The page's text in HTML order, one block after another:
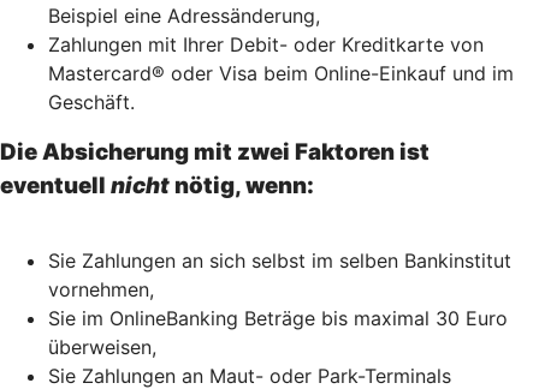
Beispiel eine Adressänderung,
Zahlungen mit Ihrer Debit- oder Kreditkarte von
Mastercard® oder Visa beim Online-Einkauf und im
Geschäft.
Die Absicherung mit zwei Faktoren ist
eventuell nicht nötig, wenn:
Sie Zahlungen an sich selbst im selben Bankinstitut
vornehmen,
Sie im OnlineBanking Beträge bis maximal 30 Euro
überweisen,
Sie Zahlungen an Maut- oder Park-Terminals